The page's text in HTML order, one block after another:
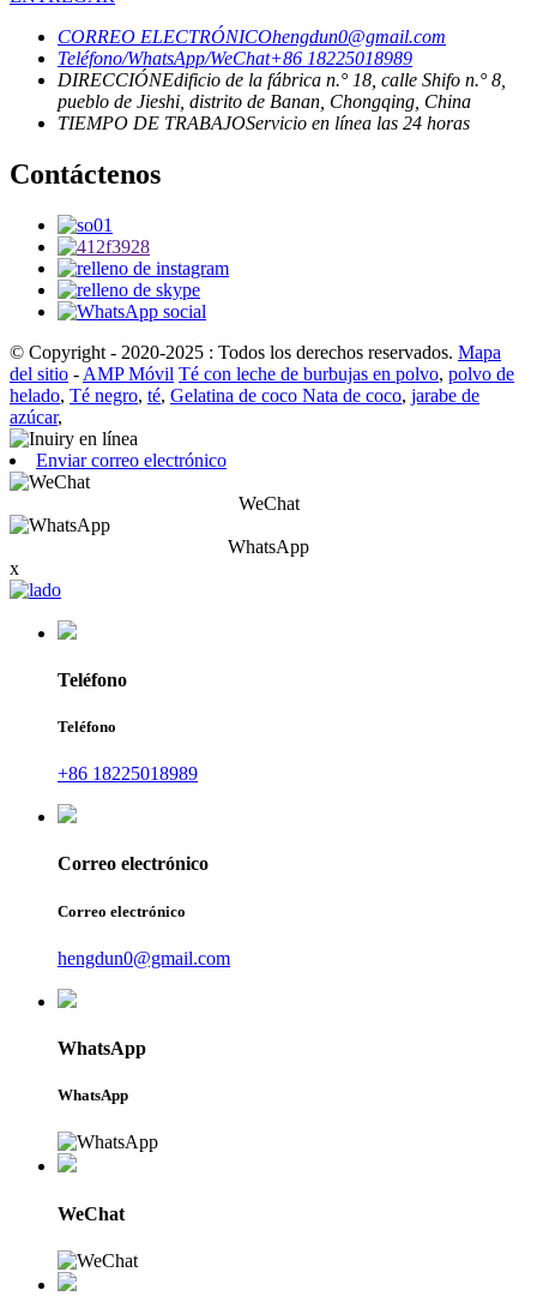
CORREO ELECTRÓNICOhengdun0@gmail.com
Teléfono/WhatsApp/WeChat+86 18225018989
DIRECCIÓNEdificio de la fábrica n.° 18, calle Shifo n.° 8,
pueblo de Jieshi, distrito de Banan, Chongqing, China
TIEMPO DE TRABAJOServicio en línea las 24 horas
Contáctenos
© Copyright - 2020-2025 : Todos los derechos reservados. Mapa
del sitio - AMP Móvil Té con leche de burbujas en polvo, polvo de
helado, Té negro, té, Gelatina de coco Nata de coco, jarabe de
azúcar,
Enviar correo electrónico
WeChat
WhatsApp
x
Teléfono
Teléfono
+86 18225018989
Correo electrónico
Correo electrónico
hengdun0@gmail.com
WhatsApp
WhatsApp
WeChat